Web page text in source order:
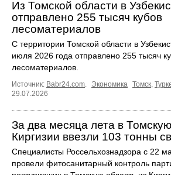
Из Томской области в
отправлено 255 тысяч кубов
лесоматериалов
С территории Томской области в
июля 2026 года отправлено 255 тысяч
лесоматериалов.
Источник: Babr24.com. Экономика Томск,
29.07.2026
За два месяца лета в
Киргизии ввезли 103 тонны
Специалисты Россельхознадзора с 22
провели фитосанитарный контроль